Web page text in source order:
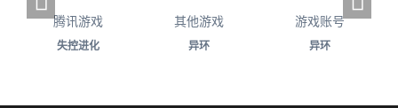
腾讯游戏
失控进化
其他游戏
异环
游戏账号
异环